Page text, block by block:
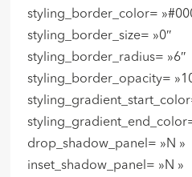
styling_border_color=
styling_border_size= »0″
styling_border_radius= »6″
styling_border_opacity=
drop_shadow_panel= »N »
inset_shadow_panel= »N »